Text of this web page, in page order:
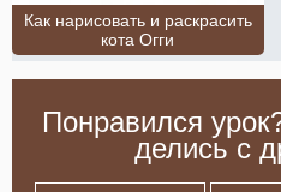
Как нарисовать и раскрасить
кота Огги
Понравился
делись с